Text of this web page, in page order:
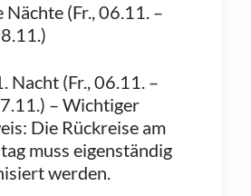
Nächte (Fr., 06.11. –
Nacht (Fr., 06.11. –
– Wichtiger
Die Rückreise am
muss eigenständig
werden.⁠